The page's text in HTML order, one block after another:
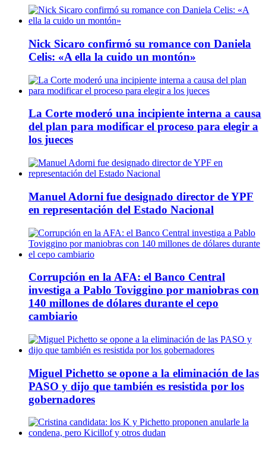
Nick Sicaro confirmó su romance con Daniela
Celis: «A ella la cuido un montón»
La Corte moderó una incipiente interna a causa
del plan para modificar el proceso para elegir a
los jueces
Manuel Adorni fue designado director de YPF
en representación del Estado Nacional
Corrupción en la AFA: el Banco Central
investiga a Pablo Toviggino por maniobras con
140 millones de dólares durante el cepo
cambiario
Miguel Pichetto se opone a la eliminación de las
PASO y dijo que también es resistida por los
gobernadores